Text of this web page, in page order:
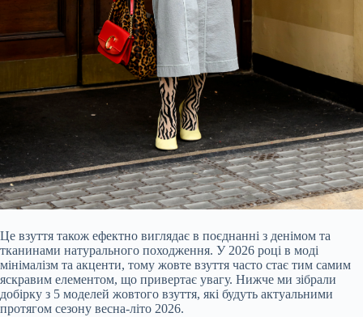
Це взуття також ефектно виглядає в поєднанні з денімом та
тканинами натурального походження. У 2026 році в моді
мінімалізм та акценти, тому жовте взуття часто стає тим самим
яскравим елементом, що привертає увагу. Нижче ми зібрали
добірку з 5 моделей жовтого взуття, які будуть актуальними
протягом сезону весна-літо 2026.